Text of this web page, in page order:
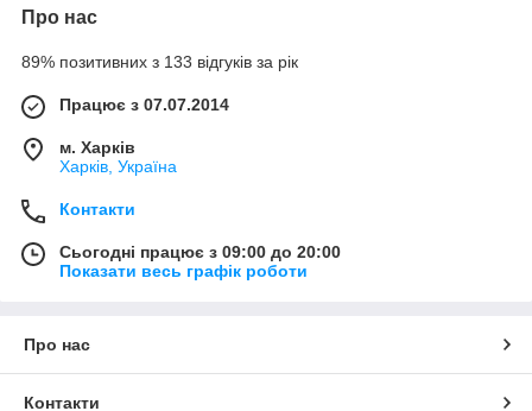
Про нас
89% позитивних з 133 відгуків за рік
Працює з 07.07.2014
м. Харків
Харків, Україна
Контакти
Сьогодні працює з 09:00 до 20:00
Показати весь графік роботи
Про нас
Контакти